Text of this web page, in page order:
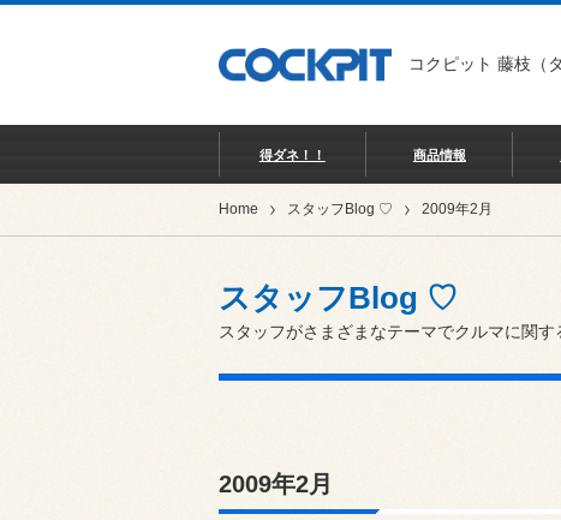
コクピット 藤枝（
得ダネ！！ 商品情報
Home スタッフBlog ♡ 2009年2月
スタッフBlog ♡
スタッフがさまざまなテーマでクルマに関す
2009年2月